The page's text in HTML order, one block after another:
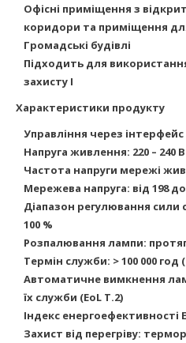
Офісні приміщення з
коридори та приміщення
Громадські будівлі
Підходить для
захисту I
Характеристики продукту
Управління через інтерфейс
Напруга живлення: 220 – 240 В
Частота напруги мережі
Мережева напруга: від 198 до
Діапазон регулювання сили
100 %
Розпалювання лампи:
Термін служби: > 100 000 год
Автоматичне вимкнення
їх служби (EoL T.2)
Індекс енергоефективності
Захист від перегріву: